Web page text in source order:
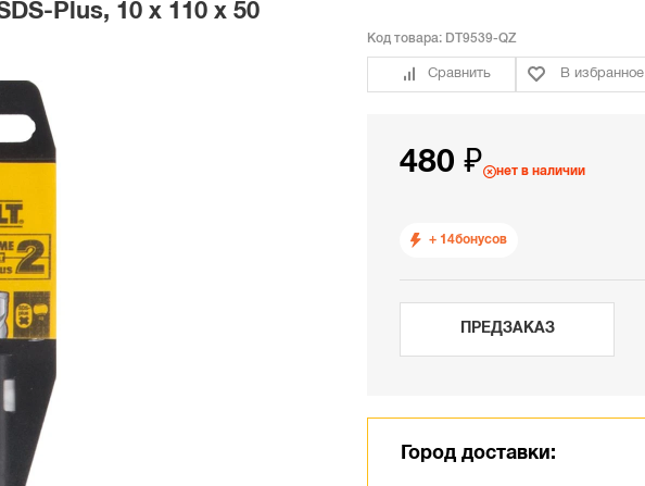
Plus, 10 x 110 x 50
Код товара: DT9539-QZ
Сравнить В избранное
480 ₽ нет в наличии
+ 14бонусов
ПРЕДЗАКАЗ
Город доставки: